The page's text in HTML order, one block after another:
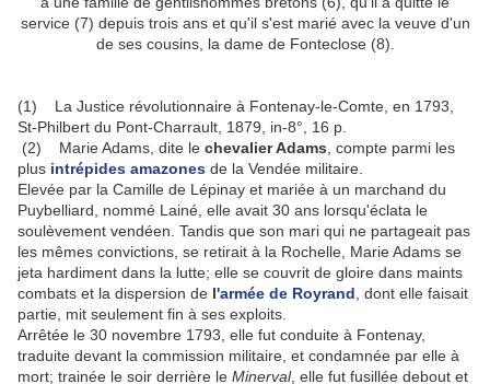
service (7) depuis trois ans et qu'il s'est marié avec la veuve d'un
de ses cousins, la dame de Fonteclose (8).
(1) La Justice révolutionnaire à Fontenay-le-Comte, en 1793,
St-Philbert du Pont-Charrault, 1879, in-8°, 16 p.
(2) Marie Adams, dite le chevalier Adams , compte parmi les
plus intrépides amazones de la Vendée militaire.
Elevée par la Camille de Lépinay et mariée à un marchand du
Puybelliard, nommé Lainé, elle avait 30 ans lorsqu'éclata le
soulèvement vendéen. Tandis que son mari qui ne partageait pas
les mêmes convictions, se retirait à la Rochelle, Marie Adams se
jeta hardiment dans la lutte; elle se couvrit de gloire dans maints
combats et la dispersion de l'ar­mée de Royrand , dont elle faisait
partie, mit seulement fin à ses exploits.
Arrêtée le 30 novembre 1793, elle fut conduite à Fontenay,
traduite devant la commission militaire, et condamnée par elle à
mort; trainée le soir der­rière le Minerval, elle fut fusillée debout et